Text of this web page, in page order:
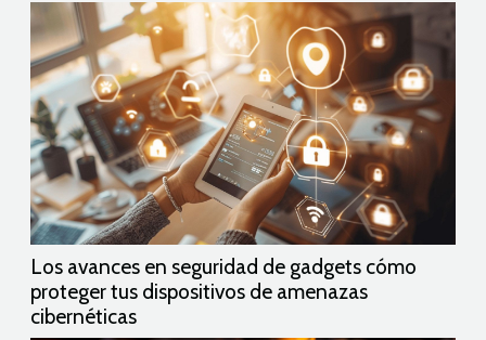
Los avances en seguridad de gadgets cómo
proteger tus dispositivos de amenazas
cibernéticas